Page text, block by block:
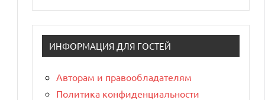
ИНФОРМАЦИЯ ДЛЯ ГОСТЕЙ
Авторам и правообладателям
Политика конфиденциальности